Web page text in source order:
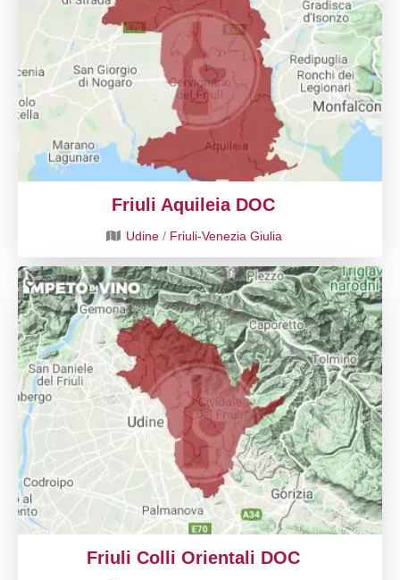
Friuli Aquileia DOC
Udine / Friuli-Venezia Giulia
Friuli Colli Orientali DOC